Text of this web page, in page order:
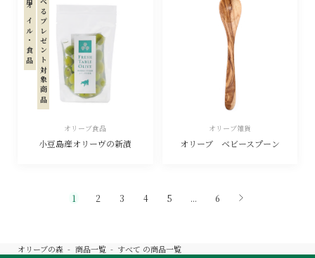
オリーブ食品
小豆島産オリーヴの新漬
食用オイル・食品選べるプレゼント対象商品
オリーブ雑貨
オリーブ ベビースプーン
1 2 3 4 5 ... 6
オリーブの森 商品一覧 すべて の商品一覧